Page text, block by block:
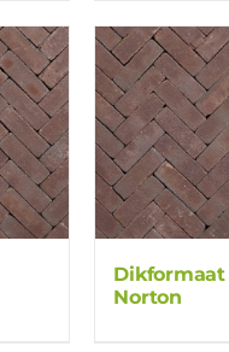
Dikformaat
Norton